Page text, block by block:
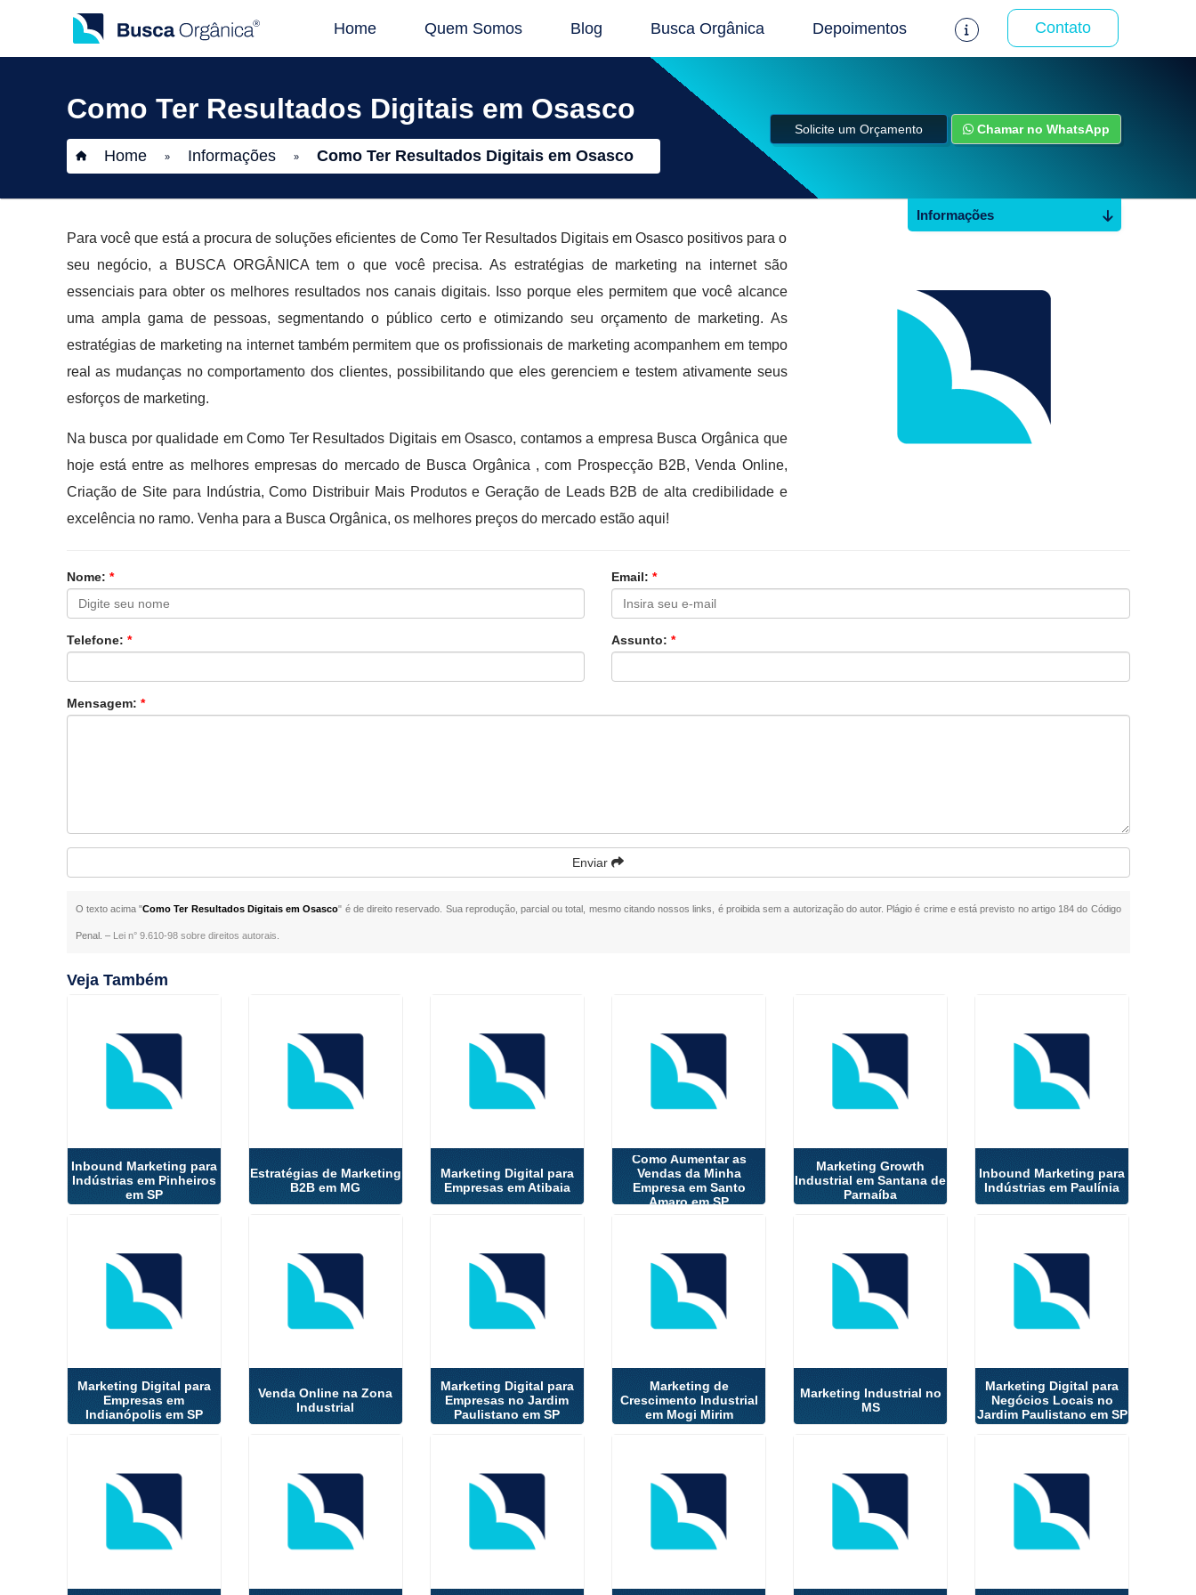
Home Quem Somos Blog Busca Orgânica Depoimentos Contato
Como Ter Resultados Digitais em Osasco
Home » Informações » Como Ter Resultados Digitais em Osasco
Solicite um Orçamento Chamar no WhatsApp
Para você que está a procura de soluções eficientes de Como Ter Resultados Digitais em Osasco positivos para o
seu negócio, a BUSCA ORGÂNICA tem o que você precisa. As estratégias de marketing na internet são
essenciais para obter os melhores resultados nos canais digitais. Isso porque eles permitem que você alcance
uma ampla gama de pessoas, segmentando o público certo e otimizando seu orçamento de marketing. As
estratégias de marketing na internet também permitem que os profissionais de marketing acompanhem em tempo
real as mudanças no comportamento dos clientes, possibilitando que eles gerenciem e testem ativamente seus
esforços de marketing.
Na busca por qualidade em Como Ter Resultados Digitais em Osasco, contamos a empresa Busca Orgânica que
hoje está entre as melhores empresas do mercado de Busca Orgânica , com Prospecção B2B, Venda Online,
Criação de Site para Indústria, Como Distribuir Mais Produtos e Geração de Leads B2B de alta credibilidade e
excelência no ramo. Venha para a Busca Orgânica, os melhores preços do mercado estão aqui!
Nome: * Email: *
Telefone: * Assunto: *
Mensagem: *
Enviar
O texto acima "Como Ter Resultados Digitais em Osasco" é de direito reservado. Sua reprodução, parcial ou total, mesmo citando nossos links, é proibida sem a autorização do autor. Plágio é crime e está previsto no artigo 184 do Código
Penal. – Lei n° 9.610-98 sobre direitos autorais
Informações
Veja Também
Inbound Marketing para
Indústrias em Pinheiros
em SP
Estratégias de Marketing
B2B em MG
Marketing Digital para
Empresas em Atibaia
Como Aumentar as
Vendas da Minha
Empresa em Santo
Amaro em SP
Marketing Growth
Industrial em Santana de
Parnaíba
Inbound Marketing para
Indústrias em Paulínia
Marketing Digital para
Empresas em
Indianópolis em SP
Venda Online na Zona
Industrial
Marketing Digital para
Empresas no Jardim
Paulistano em SP
Marketing de
Crescimento Industrial
em Mogi Mirim
Marketing Industrial no
MS
Marketing Digital para
Negócios Locais no
Jardim Paulistano em SP